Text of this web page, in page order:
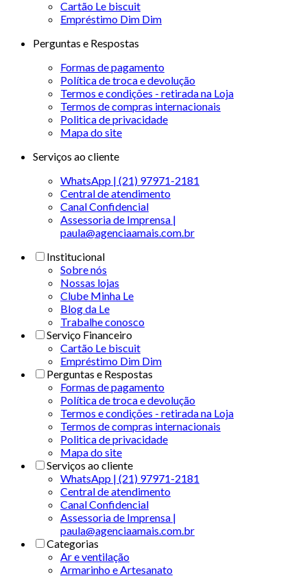
Cartão Le biscuit
Empréstimo Dim Dim
Perguntas e Respostas
Formas de pagamento
Política de troca e devolução
Termos e condições - retirada na Loja
Termos de compras internacionais
Politica de privacidade
Mapa do site
Serviços ao cliente
WhatsApp | (21) 97971-2181
Central de atendimento
Canal Confidencial
Assessoria de Imprensa |
paula@agenciaamais.com.br
Institucional
Sobre nós
Nossas lojas
Clube Minha Le
Blog da Le
Trabalhe conosco
Serviço Financeiro
Cartão Le biscuit
Empréstimo Dim Dim
Perguntas e Respostas
Formas de pagamento
Política de troca e devolução
Termos e condições - retirada na Loja
Termos de compras internacionais
Politica de privacidade
Mapa do site
Serviços ao cliente
WhatsApp | (21) 97971-2181
Central de atendimento
Canal Confidencial
Assessoria de Imprensa |
paula@agenciaamais.com.br
Categorias
Ar e ventilação
Armarinho e Artesanato